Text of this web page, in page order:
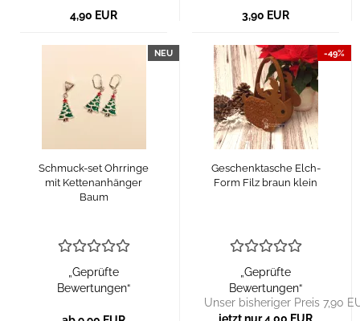
4,90 EUR 3,90 EUR
NEU
Schmuck-set Ohrringe
mit Kettenanhänger
Baum
„Geprüfte
Bewertungen“
-49%
Geschenktasche Elch-
Form Filz braun klein
„Geprüfte
Bewertungen“
Unser bisheriger Preis 7,90